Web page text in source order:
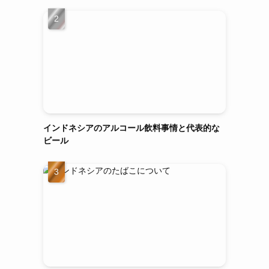
インドネシアのアルコール飲料事情と代表的な
ビール